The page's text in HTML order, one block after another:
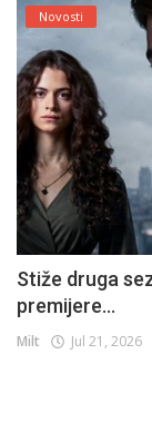
Novosti
Stiže druga
premijere...
Milt Jul 21, 2026